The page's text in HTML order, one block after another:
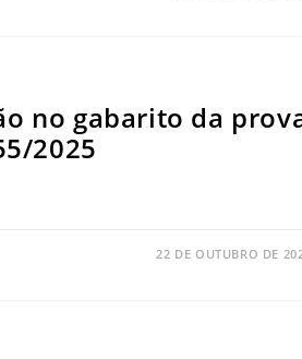
no gabarito da
2025
22 DE OUTUBRO DE